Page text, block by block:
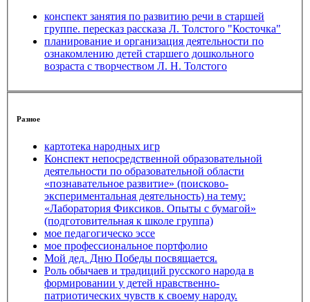
конспект занятия по развитию речи в старшей
группе. пересказ рассказа Л. Толстого "Косточка"
планирование и организация деятельности по
ознакомлению детей старшего дошкольного
возраста с творчеством Л. Н. Толстого
Разное
картотека народных игр
Конспект непосредственной образовательной
деятельности по образовательной области
«познавательное развитие» (поисково-
экспериментальная деятельность) на тему:
«Лаборатория Фиксиков. Опыты с бумагой»
(подготовительная к школе группа)
мое педагогическо эссе
мое профессиональное портфолио
Мой дед. Дню Победы посвящается.
Роль обычаев и традиций русского народа в
формировании у детей нравственно-
патриотических чувств к своему народу.